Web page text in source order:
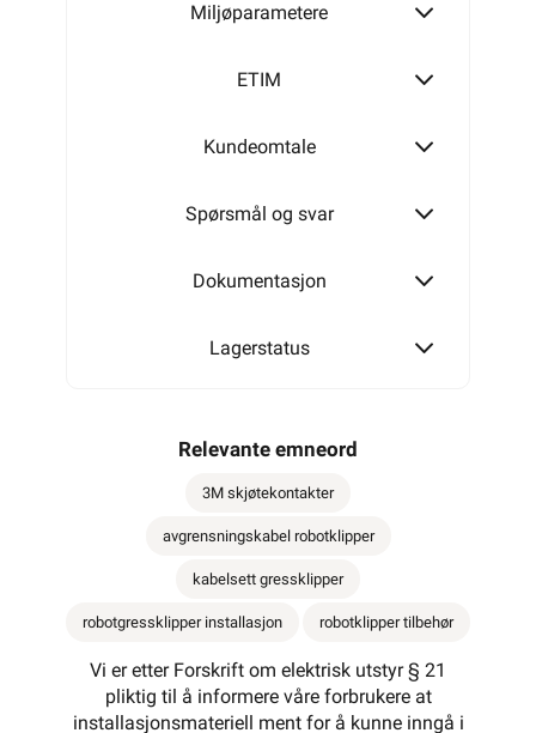
Miljøparametere
ETIM
Kundeomtale
Spørsmål og svar
Dokumentasjon
Lagerstatus
Relevante emneord
3M skjøtekontakter
avgrensningskabel robotklipper
kabelsett gressklipper
robotgressklipper installasjon robotklipper tilbehør
Vi er etter Forskrift om elektrisk utstyr § 21
pliktig til å informere våre forbrukere at
installasjonsmateriell ment for å kunne inngå i